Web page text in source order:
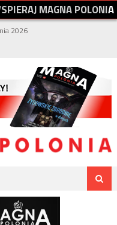
SPIERAJMAGNAPOLONIA
2026